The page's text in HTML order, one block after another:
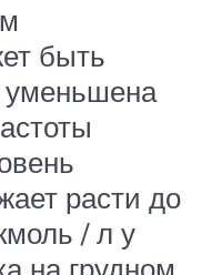
быть
уменьшена
расти до
/ л у